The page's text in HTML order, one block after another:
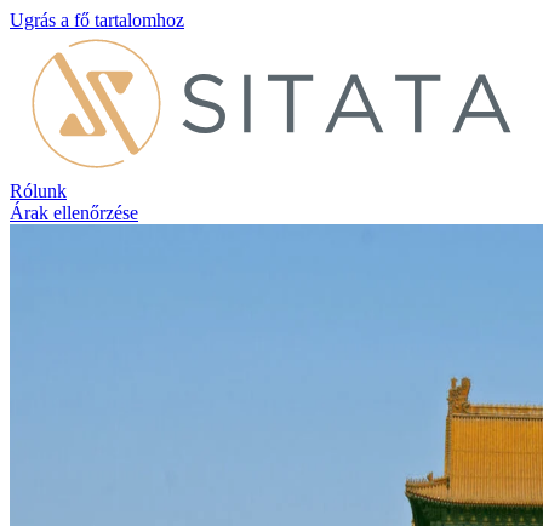
Ugrás a fő tartalomhoz
Rólunk
Árak ellenőrzése